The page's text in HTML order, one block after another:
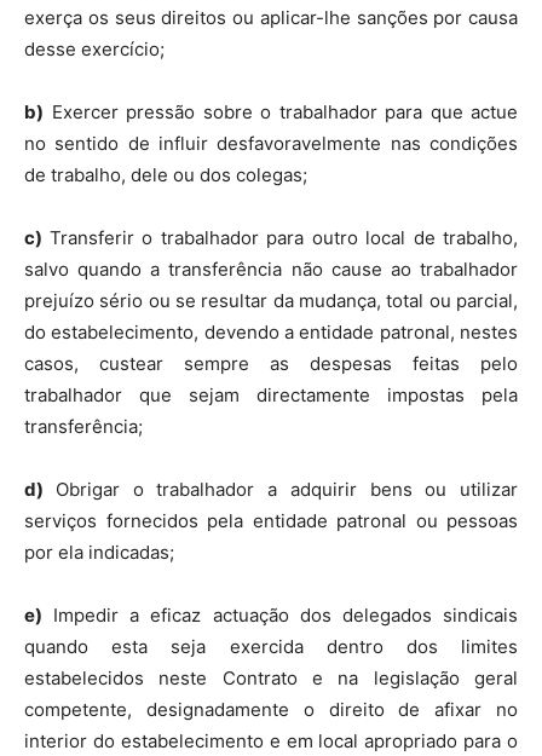
exerça os seus direitos ou aplicar-lhe sanções por causa
desse exercício;
b) Exercer pressão sobre o trabalhador para que actue
no sentido de influir desfavoravelmente nas condições
de trabalho, dele ou dos colegas;
c) Transferir o trabalhador para outro local de trabalho,
salvo quando a transferência não cause ao trabalhador
prejuízo sério ou se resultar da mudança, total ou parcial,
do estabelecimento, devendo a entidade patronal, nestes
casos, custear sempre as despesas feitas pelo
trabalhador que sejam directamente impostas pela
transferência;
d) Obrigar o trabalhador a adquirir bens ou utilizar
serviços fornecidos pela entidade patronal ou pessoas
por ela indicadas;
e) Impedir a eficaz actuação dos delegados sindicais
quando esta seja exercida dentro dos limites
estabelecidos neste Contrato e na legislação geral
competente, designadamente o direito de afixar no
interior do estabelecimento e em local apropriado para o